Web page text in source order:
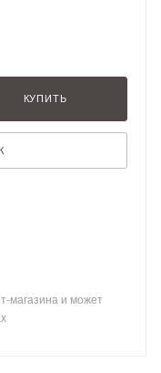
КУПИТЬ
магазина и может